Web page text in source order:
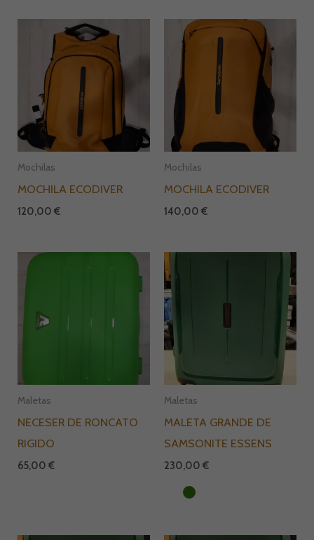
Mochilas
MOCHILA ECODIVER
120,00€
Mochilas
MOCHILA ECODIVER
140,00 €
Maletas
NECESER DE RONCATO
RIGIDO
65,00€
Maletas
MALETA GRANDE DE
SAMSONITE ESSENS
230,00 €